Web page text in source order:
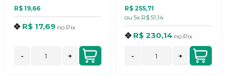
R$ 19,66
R$ 17,69 no Pix
- +
R$ 255,71
ou 5x R$ 51,14
R$ 230,14 no Pix
- +